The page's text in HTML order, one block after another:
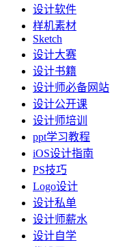
设计软件
样机素材
Sketch
设计大赛
设计书籍
设计师必备网站
设计公开课
设计师培训
ppt学习教程
iOS设计指南
PS技巧
Logo设计
设计私单
设计师薪水
设计自学